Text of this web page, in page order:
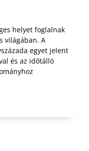
helyet foglalnak
világában. A
egyet jelent
és az időtálló